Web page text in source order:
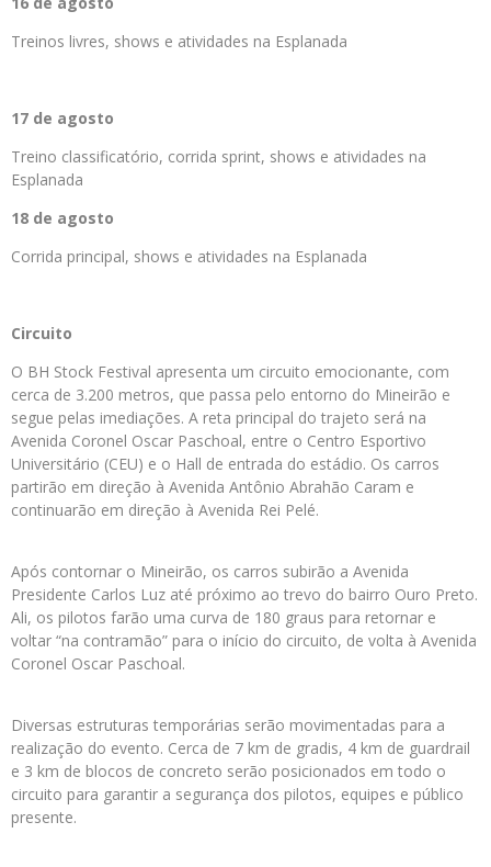
Treinos livres, shows e atividades na Esplanada
17 de agosto
Treino classificatório, corrida sprint, shows e atividades na
Esplanada
18 de agosto
Corrida principal, shows e atividades na Esplanada
Circuito
O BH Stock Festival apresenta um circuito emocionante, com
cerca de 3.200 metros, que passa pelo entorno do Mineirão e
segue pelas imediações. A reta principal do trajeto será na
Avenida Coronel Oscar Paschoal, entre o Centro Esportivo
Universitário (CEU) e o Hall de entrada do estádio. Os carros
partirão em direção à Avenida Antônio Abrahão Caram e
continuarão em direção à Avenida Rei Pelé.
Após contornar o Mineirão, os carros subirão a Avenida
Presidente Carlos Luz até próximo ao trevo do bairro Ouro Preto.
Ali, os pilotos farão uma curva de 180 graus para retornar e
voltar “na contramão” para o início do circuito, de volta à Avenida
Coronel Oscar Paschoal.
Diversas estruturas temporárias serão movimentadas para a
realização do evento. Cerca de 7 km de gradis, 4 km de guardrail
e 3 km de blocos de concreto serão posicionados em todo o
circuito para garantir a segurança dos pilotos, equipes e público
presente.